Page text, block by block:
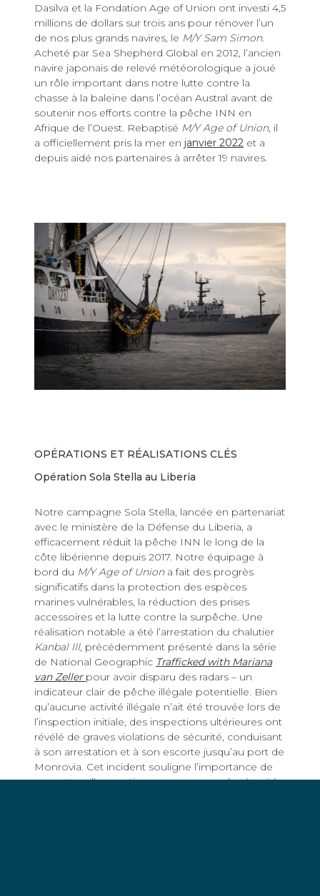
Dasilva et la Fondation Age of Union ont investi 4,5
millions de dollars sur trois ans pour rénover l’un
de nos plus grands navires, le M/Y Sam Simon.
Acheté par Sea Shepherd Global en 2012, l’ancien
navire japonais de relevé météorologique a joué
un rôle important dans notre lutte contre la
chasse à la baleine dans l’océan Austral avant de
soutenir nos efforts contre la pêche INN en
Afrique de l’Ouest. Rebaptisé M/Y Age of Union, il
a officiellement pris la mer en janvier 2022 et a
depuis aidé nos partenaires à arrêter 19 navires.
OPÉRATIONS ET RÉALISATIONS CLÉS
Opération Sola Stella au Liberia
Notre campagne Sola Stella, lancée en partenariat
avec le ministère de la Défense du Liberia, a
efficacement réduit la pêche INN le long de la
côte libérienne depuis 2017. Notre équipage à
bord du M/Y Age of Uniona fait des progrès
significatifs dans la protection des espèces
marines vulnérables, la réduction des prises
accessoires et la lutte contre la surpêche. Une
réalisation notable a été l’arrestation du chalutier
Kanbal III, précédemment présenté dans la série
de National Geographic Trafficked with Mariana
van Zeller pour avoir disparu des radars – un
indicateur clair de pêche illégale potentielle. Bien
qu’aucune activité illégale n’ait été trouvée lors de
l’inspection initiale, des inspections ultérieures ont
révélé de graves violations de sécurité, conduisant
à son arrestation et à son escorte jusqu’au port de
Monrovia. Cet incident souligne l’importance de
nos patrouilles continues pour assurer la sécurité